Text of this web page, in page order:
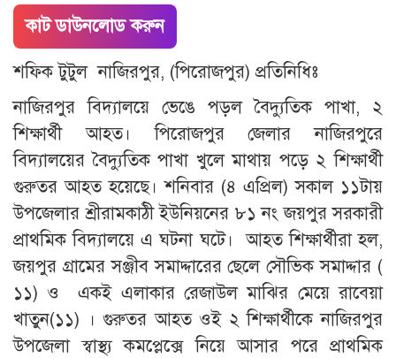
কাট ডাউনলোড করুন
শফিক টুটুল নাজিরপুর, (পিরোজপুর) প্রতিনিধিঃ
‎নাজিরপুর বিদ্যালয়ে ভেঙে পড়ল বৈদ্যুতিক পাখা, ২
শিক্ষার্থী আহত। পিরোজপুর জেলার নাজিরপুরে
বিদ্যালয়ের বৈদ্যুতিক পাখা খুলে মাথায় পড়ে ২ শিক্ষার্থী
গুরুতর আহত হয়েছে। শনিবার (৪ এপ্রিল) সকাল ১১টায়
উপজেলার শ্রীরামকাঠী ইউনিয়নের ৮১ নং জয়পুর সরকারী
প্রাথমিক বিদ্যালয়ে এ ঘটনা ঘটে। আহত শিক্ষার্থীরা হল,
জয়পুর গ্রামের সঞ্জীব সমাদ্দারের ছেলে সৌভিক সমাদ্দার (
১১) ও একই এলাকার রেজাউল মাঝির মেয়ে রাবেয়া
খাতুন(১১) । গুরুতর আহত ওই ২ শিক্ষার্থীকে নাজিরপুর
উপজেলা স্বাস্থ্য কমপ্লেক্সে নিয়ে আসার পরে প্রাথমিক